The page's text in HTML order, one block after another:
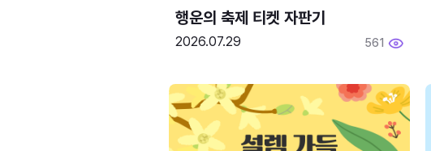
행운의 축제 티켓 자판기
2026.07.29 561